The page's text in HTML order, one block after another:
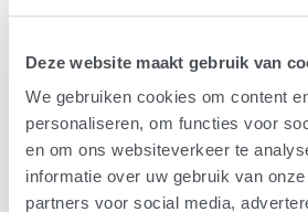
Deze website maakt gebruik van
We gebruiken cookies om content
personaliseren, om functies voor
en om ons websiteverkeer te
informatie over uw gebruik van
partners voor social media,
van het ALS Centrum. Zij kunnen u
E-mail:trialALS@umcutrecht.nl
geboortedatum en eventueel
de mail, dan kan het trial-team u
Telefoonnummer: 088 75 532